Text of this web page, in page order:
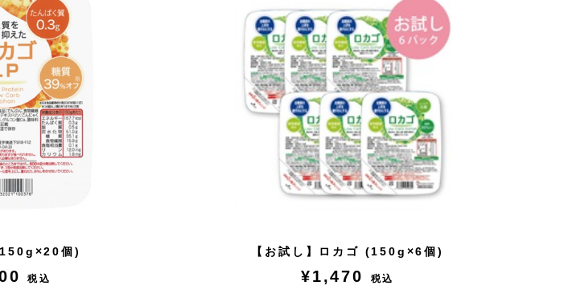
個)
税込
【お試し】ロカゴ (150g×6個)
¥1,470 税込